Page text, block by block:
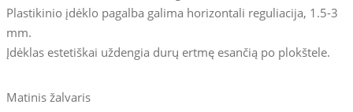
Plastikinio įdėklo pagalba galima horizontali reguliacija, 1.5-3
mm.
Įdėklas estetiškai uždengia durų ertmę esančią po plokštele.
Matinis žalvaris